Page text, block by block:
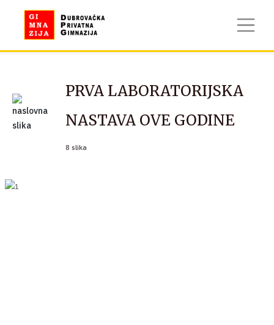
PRVA LABORATORIJSKA
NASTAVA OVE GODINE
8 slika